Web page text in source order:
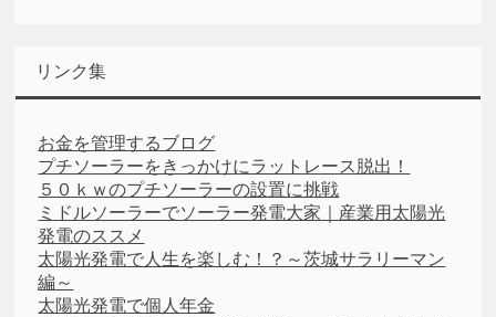
リンク集
お金を管理するブログ
プチソーラーをきっかけにラットレース脱出！
５０ｋｗのプチソーラーの設置に挑戦
ミドルソーラーでソーラー発電大家｜産業用太陽光
発電のススメ
太陽光発電で人生を楽しむ！？～茨城サラリーマン
編～
太陽光発電で個人年金